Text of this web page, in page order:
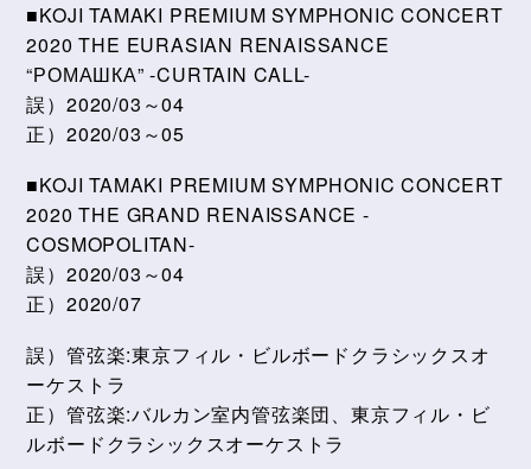
■KOJI TAMAKI PREMIUM SYMPHONIC CONCERT
2020 THE EURASIAN RENAISSANCE
“РОМАШКА” -CURTAIN CALL-
誤）2020/03～04
正）2020/03～05
■KOJI TAMAKI PREMIUM SYMPHONIC CONCERT
2020 THE GRAND RENAISSANCE -
COSMOPOLITAN-
誤）2020/03～04
正）2020/07
誤）管弦楽:東京フィル・ビルボードクラシックスオ
ーケストラ
正）管弦楽:バルカン室内管弦楽団、東京フィル・ビ
ルボードクラシックスオーケストラ